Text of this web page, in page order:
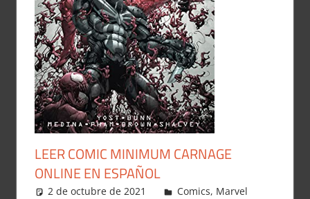
LEER COMIC MINIMUM CARNAGE
ONLINE EN ESPAÑOL
2 de octubre de 2021 Carlitox Banana
Comics, Marvel